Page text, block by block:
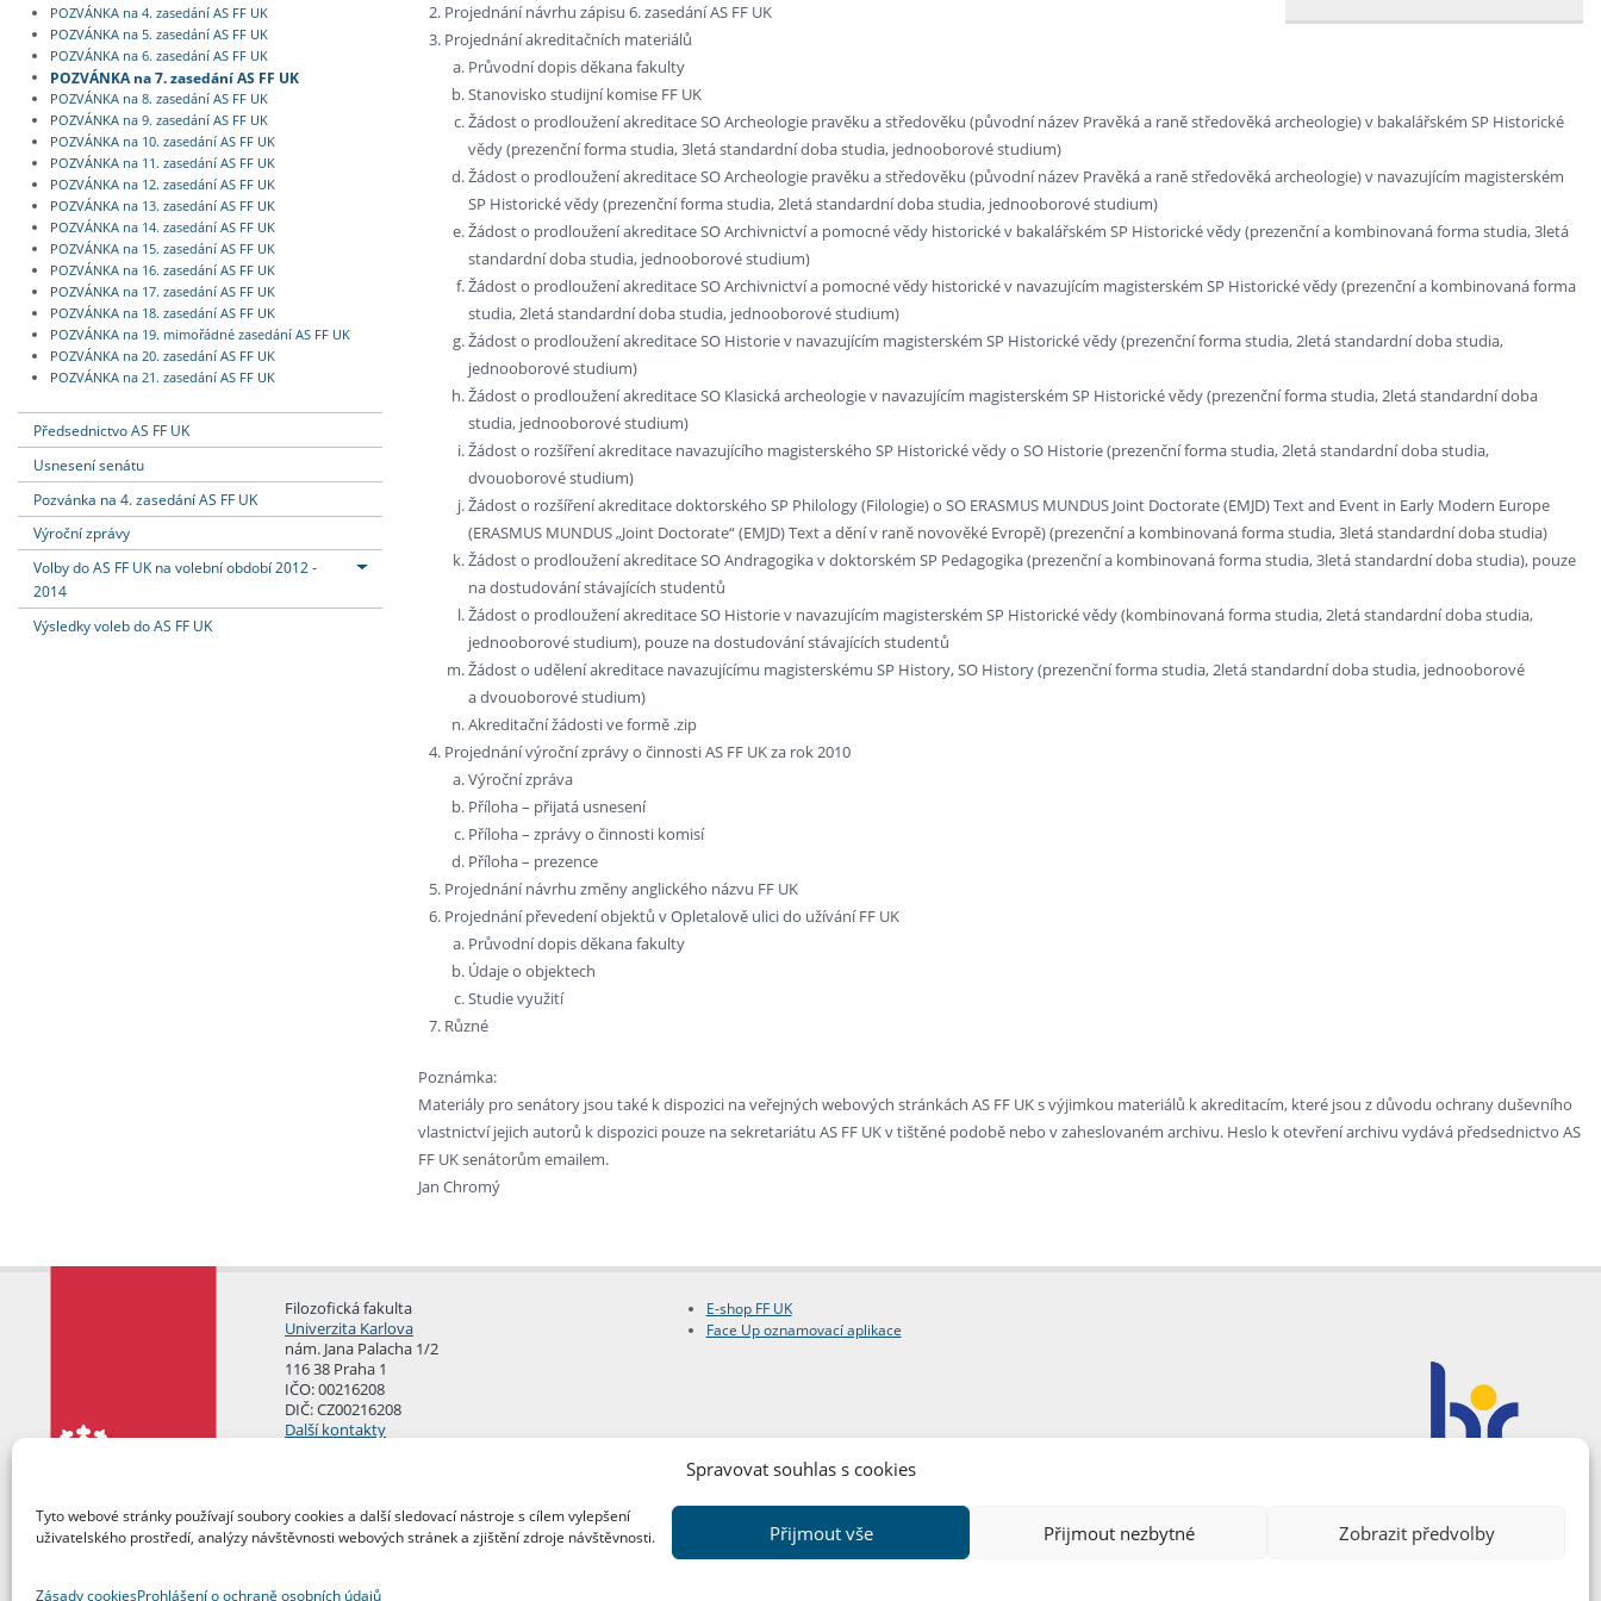
Spravovat souhlas s cookies
Tyto webové stránky používají soubory cookies a další sledovací nástroje s cílem vylepšení
uživatelského prostředí, analýzy návštěvnosti webových stránek a zjištění zdroje návštěvnosti.
Přijmout vše Přijmout nezbytné Zobrazit předvolby
Zásady cookiesProhlášení o ochraně osobních údajů
POZVÁNKA na 4. zasedání AS FF UK
POZVÁNKA na 5. zasedání AS FF UK
POZVÁNKA na 6. zasedání AS FF UK
POZVÁNKA na 7. zasedání AS FF UK
POZVÁNKA na 8. zasedání AS FF UK
POZVÁNKA na 9. zasedání AS FF UK
POZVÁNKA na 10. zasedání AS FF UK
POZVÁNKA na 11. zasedání AS FF UK
POZVÁNKA na 12. zasedání AS FF UK
POZVÁNKA na 13. zasedání AS FF UK
POZVÁNKA na 14. zasedání AS FF UK
POZVÁNKA na 15. zasedání AS FF UK
POZVÁNKA na 16. zasedání AS FF UK
POZVÁNKA na 17. zasedání AS FF UK
POZVÁNKA na 18. zasedání AS FF UK
POZVÁNKA na 19. mimořádné zasedání AS FF UK
POZVÁNKA na 20. zasedání AS FF UK
POZVÁNKA na 21. zasedání AS FF UK
Předsednictvo AS FF UK
Usnesení senátu
Pozvánka na 4. zasedání AS FF UK
Výroční zprávy
Volby do AS FF UK na volební období 2012 -
2014
Výsledky voleb do AS FF UK
Projednání návrhu zápisu 6. zasedání AS FF UK
Projednání akreditačních materiálů
Průvodní dopis děkana fakulty
Stanovisko studijní komise FF UK
Žádost o prodloužení akreditace SO Archeologie pravěku a středověku (původní název Pravěká a raně středověká archeologie) v bakalářském SP Historické
vědy (prezenční forma studia, 3letá standardní doba studia, jednooborové studium)
Žádost o prodloužení akreditace SO Archeologie pravěku a středověku (původní název Pravěká a raně středověká archeologie) v navazujícím magisterském
SP Historické vědy (prezenční forma studia, 2letá standardní doba studia, jednooborové studium)
Žádost o prodloužení akreditace SO Archivnictví a pomocné vědy historické v bakalářském SP Historické vědy (prezenční a kombinovaná forma studia, 3letá
standardní doba studia, jednooborové studium)
Žádost o prodloužení akreditace SO Archivnictví a pomocné vědy historické v navazujícím magisterském SP Historické vědy (prezenční a kombinovaná forma
studia, 2letá standardní doba studia, jednooborové studium)
Žádost o prodloužení akreditace SO Historie v navazujícím magisterském SP Historické vědy (prezenční forma studia, 2letá standardní doba studia,
jednooborové studium)
Žádost o prodloužení akreditace SO Klasická archeologie v navazujícím magisterském SP Historické vědy (prezenční forma studia, 2letá standardní doba
studia, jednooborové studium)
Žádost o rozšíření akreditace navazujícího magisterského SP Historické vědy o SO Historie (prezenční forma studia, 2letá standardní doba studia,
dvouoborové studium)
Žádost o rozšíření akreditace doktorského SP Philology (Filologie) o SO ERASMUS MUNDUS Joint Doctorate (EMJD) Text and Event in Early Modern Europe
(ERASMUS MUNDUS „Joint Doctorate“ (EMJD) Text a dění v raně novověké Evropě) (prezenční a kombinovaná forma studia, 3letá standardní doba studia)
Žádost o prodloužení akreditace SO Andragogika v doktorském SP Pedagogika (prezenční a kombinovaná forma studia, 3letá standardní doba studia), pouze
na dostudování stávajících studentů
Žádost o prodloužení akreditace SO Historie v navazujícím magisterském SP Historické vědy (kombinovaná forma studia, 2letá standardní doba studia,
jednooborové studium), pouze na dostudování stávajících studentů
Žádost o udělení akreditace navazujícímu magisterskému SP History, SO History (prezenční forma studia, 2letá standardní doba studia, jednooborové
a dvouoborové studium)
Akreditační žádosti ve formě .zip
Projednání výroční zprávy o činnosti AS FF UK za rok 2010
Výroční zpráva
Příloha – přijatá usnesení
Příloha – zprávy o činnosti komisí
Příloha – prezence
Projednání návrhu změny anglického názvu FF UK
Projednání převedení objektů v Opletalově ulici do užívání FF UK
Průvodní dopis děkana fakulty
Údaje o objektech
Studie využití
Různé
Poznámka:
Materiály pro senátory jsou také k dispozici na veřejných webových stránkách AS FF UK s výjimkou materiálů k akreditacím, které jsou z důvodu ochrany duševního
vlastnictví jejich autorů k dispozici pouze na sekretariátu AS FF UK v tištěné podobě nebo v zaheslovaném archivu. Heslo k otevření archivu vydává předsednictvo AS
FF UK senátorům emailem.
Jan Chromý
Filozofická fakulta
Univerzita Karlova
nám. Jana Palacha 1/2
116 38 Praha 1
IČO: 00216208
DIČ: CZ00216208
Další kontakty
E-shop FF UK
Face Up oznamovací aplikace